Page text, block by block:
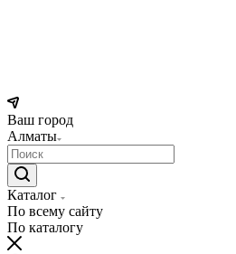
Ваш город
Алматы
Каталог
По всему сайту
По каталогу